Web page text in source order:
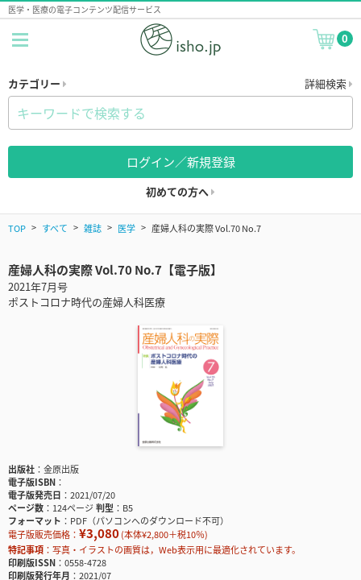
医学・医療の電子コンテンツ配信サービス
0
カテゴリー 詳細検索
ログイン／新規登録
初めての方へ
TOP すべて 雑誌 医学 産婦人科の実際 Vol.70 No.7
産婦人科の実際 Vol.70 No.7【電子版】
2021年7月号
ポストコロナ時代の産婦人科医療
出版社
金原出版
電子版ISBN
電子版発売日
2021/07/20
ページ数
124ページ判型
B5
フォーマット
PDF（パソコンへのダウンロード不可）
電子版販売価格： ¥3,080(本体¥2,800＋税10％)
特記事項
写真・イラストの画質は，Web表示用に最適化されています。
印刷版ISSN
0558-4728
印刷版発行年月
2021/07